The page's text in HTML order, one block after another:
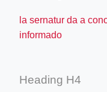
la sernatur da a
informado
Heading H4